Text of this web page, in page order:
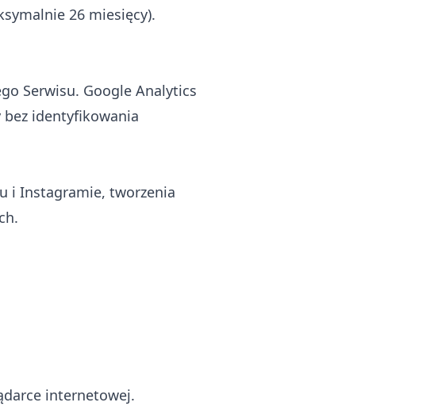
26 miesięcy).
Serwisu. Google Analytics
identyfikowania
i Instagramie, tworzenia
internetowej.